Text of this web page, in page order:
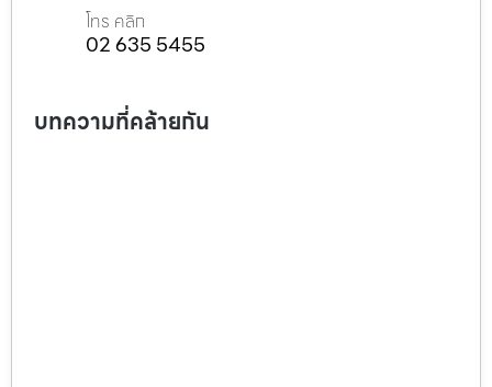
โทร คลิก
02 635 5455
บทความที่คล้ายกัน